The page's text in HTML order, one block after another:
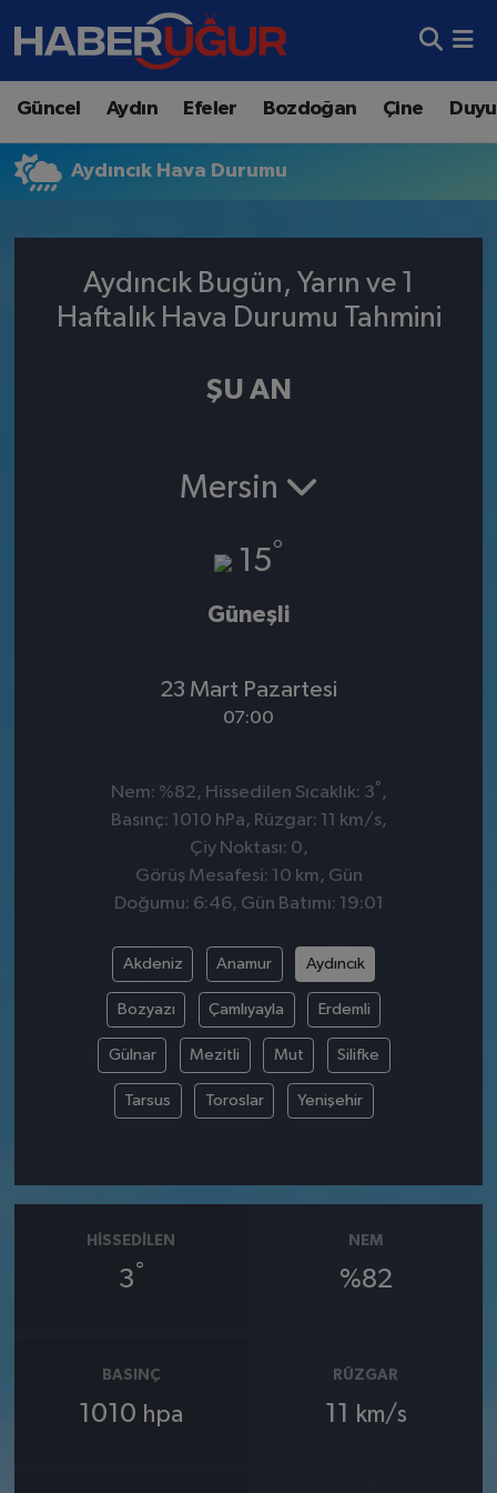
Güncel Aydın Efeler Bozdoğan Çine
Aydıncık Hava Durumu
Aydıncık Bugün, Yarın ve 1
Haftalık Hava Durumu Tahmini
ŞU AN
Mersin
15°
Güneşli
23 Mart Pazartesi
07:00
Nem: %82, Hissedilen Sıcaklık: 3° ,
Basınç: 1010 hPa, Rüzgar: 11 km/s,
Çiy Noktası: 0,
Görüş Mesafesi: 10 km, Gün
Doğumu: 6:46, Gün Batımı: 19:01
Akdeniz Anamur Aydıncık
Bozyazı Çamlıyayla Erdemli
Gülnar Mezitli Mut Silifke
Tarsus Toroslar Yenişehir
HISSEDILEN
3°
NEM
%82
BASINÇ
1010 hpa
RÜZGAR
11 km/s
Aydın Nöbetçi Eczaneler
Aydın Hava Durumu
Süper Lig Puan Durumu ve Fikstür